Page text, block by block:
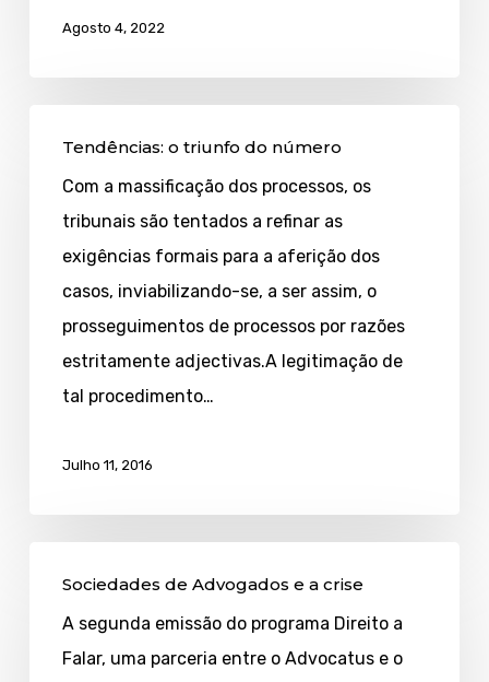
Agosto 4, 2022
triunfo
número
Tendências: o triunfo do número
Com a massificação dos processos, os
tribunais são tentados a refinar as
exigências formais para a aferição dos
casos, inviabilizando-se, a ser assim, o
prosseguimentos de processos por razões
estritamente adjectivas.A legitimação de
tal procedimento…
Julho 11, 2016
Advogados
Sociedades de Advogados e a crise
A segunda emissão do programa Direito a
Falar, uma parceria entre o Advocatus e o